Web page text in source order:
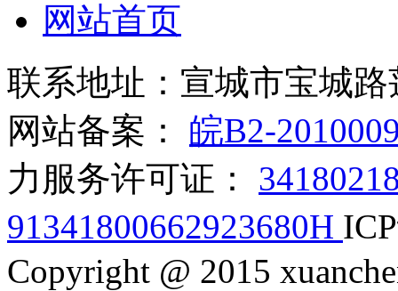
网站首页
联系地址：宣城市宝城
网站备案： 皖B2-
力服务许可证：
91341800662923680H
Copyright @ 2015